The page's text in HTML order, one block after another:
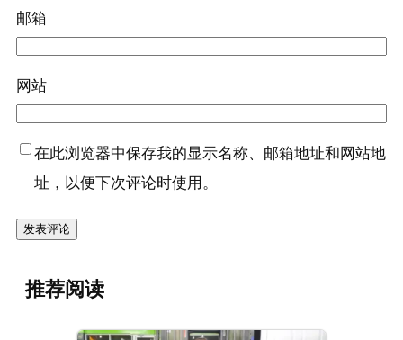
邮箱
网站
在此浏览器中保存我的显示名称、邮箱地址和网站地
址，以便下次评论时使用。
推荐阅读